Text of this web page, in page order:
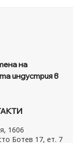
на
индустрия в
1606
Ботев 17, ет. 7